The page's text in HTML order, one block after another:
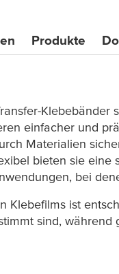
Produkte
Klebebänder
einfacher und
Materialien
bieten sie eine
bei
Klebefilms ist
sind,